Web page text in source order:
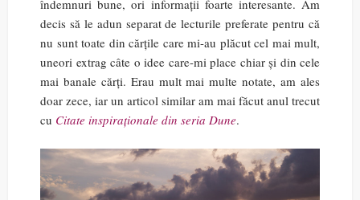
îndemnuri bune, ori informații foarte interesante. Am
decis să le adun separat de lecturile preferate pentru că
nu sunt toate din cărțile care mi-au plăcut cel mai mult,
uneori extrag câte o idee care-mi place chiar și din cele
mai banale cărți. Erau mult mai multe notate, am ales
doar zece, iar un articol similar am mai făcut anul trecut
cu Citate inspiraționale din seria Dune.